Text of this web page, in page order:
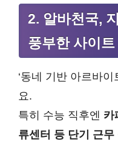
2. 알바천국,
풍부한 사이트
‘동네 기반 아르바
요.
특히 수능 직후엔 카
류센터 등 단기 근무